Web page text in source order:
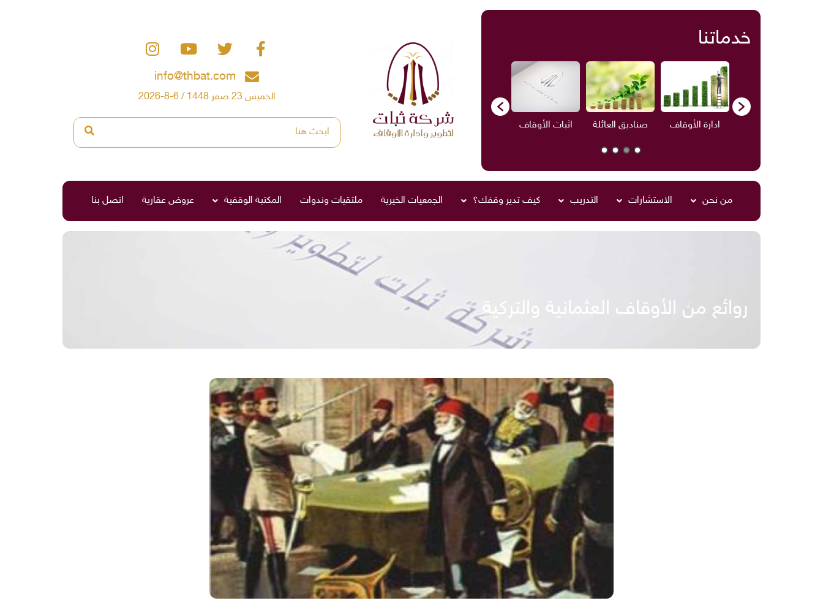
خدماتنا
ادارة الأوقاف صناديق العائلة اثبات الأوقاف الاستشارات ادارة الأوقاف صناديق العائلة
info@thbat.com
الخميس 23 صفر 1448 / 6-8-2026
من نحن الاستشارات التدريب كيف تدير وقفك؟ الجمعيات الخيرية ملتقيات وندوات المكتبة الوقفية عروض عقارية اتصل بنا
روائع من الأوقاف العثمانية والتركية